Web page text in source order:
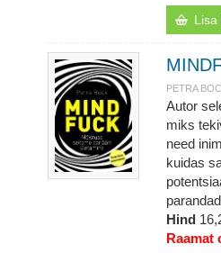
Lisa
PETRA
Autor
miks
need
kuidas
Hind
Raamat